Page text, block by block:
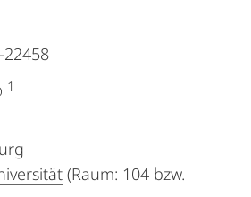
22458
1
(Raum: 104 bzw.